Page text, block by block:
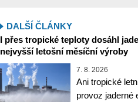
DALŠÍ ČLÁNKY
I přes tropické teploty dosáhl
nejvyšší letošní měsíční výroby
7. 8. 2026
Ani tropické
provoz jaderné